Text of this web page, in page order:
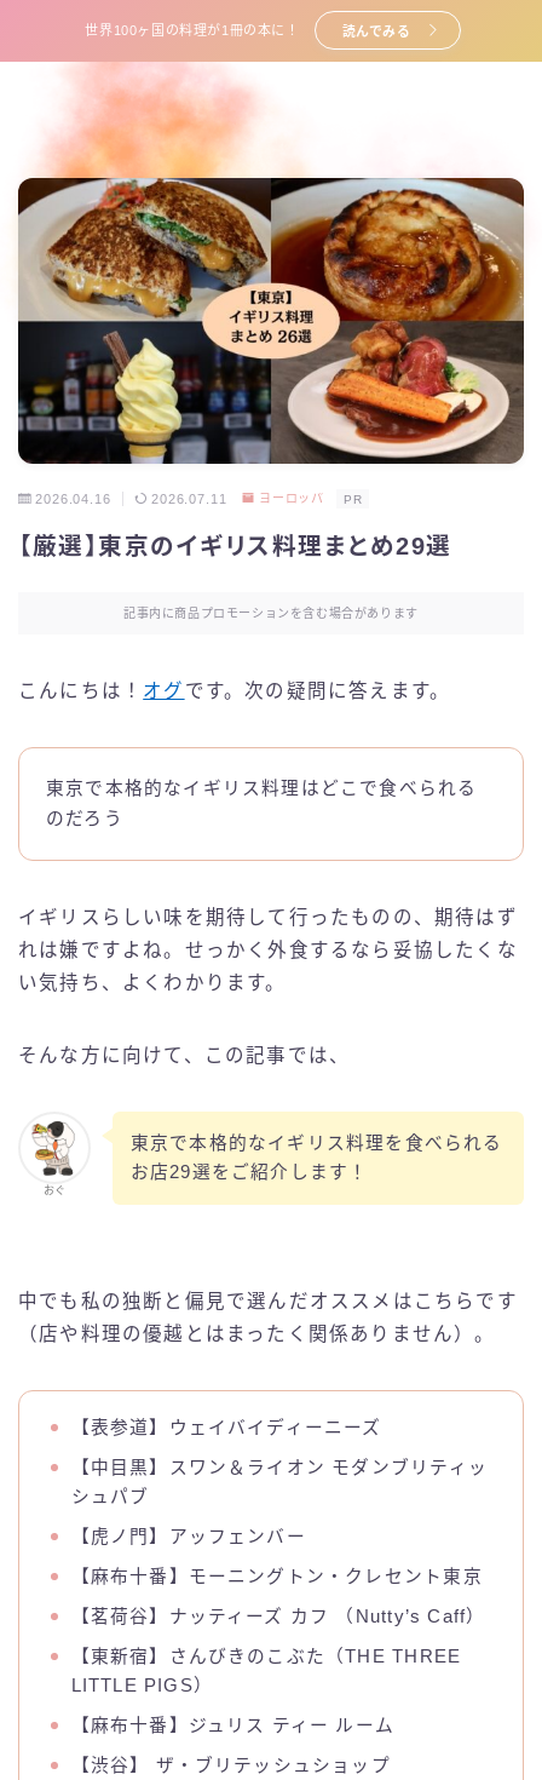
世界100ヶ国の料理が1冊の本に！ 読んでみる
2026.04.16 2026.07.11 ヨーロッパ PR
【厳選】東京のイギリス料理まとめ29選
記事内に商品プロモーションを含む場合があります
こんにちは！ オグ です。次の疑問に答えます。
東京で本格的なイギリス料理はどこで食べられる
のだろう
イギリスらしい味を期待して行ったものの、期待はず
れは嫌ですよね。せっかく外食するなら妥協したくな
い気持ち、よくわかります。
そんな方に向けて、この記事では、
おぐ
東京で本格的なイギリス料理を食べられる
お店29選をご紹介します！
中でも私の独断と偏見で選んだオススメはこちらです
（店や料理の優越とはまったく関係ありません）。
【表参道】ウェイバイディーニーズ
【中目黒】スワン＆ライオン モダンブリティッ
シュパブ
【虎ノ門】アッフェンバー
【麻布十番】モーニングトン・クレセント東京
【茗荷谷】ナッティーズ カフ （Nutty’s Caff）
【東新宿】さんびきのこぶた（THE THREE
LITTLE PIGS）
【麻布十番】ジュリス ティー ルーム
【渋谷】 ザ・ブリテッシュショップ